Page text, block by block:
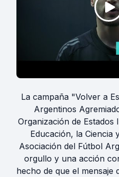
La campaña "Volver a
Argentinos
Organización de
Educación, la Ciencia
Asociación del Fútbol
orgullo y una acción
hecho de que el